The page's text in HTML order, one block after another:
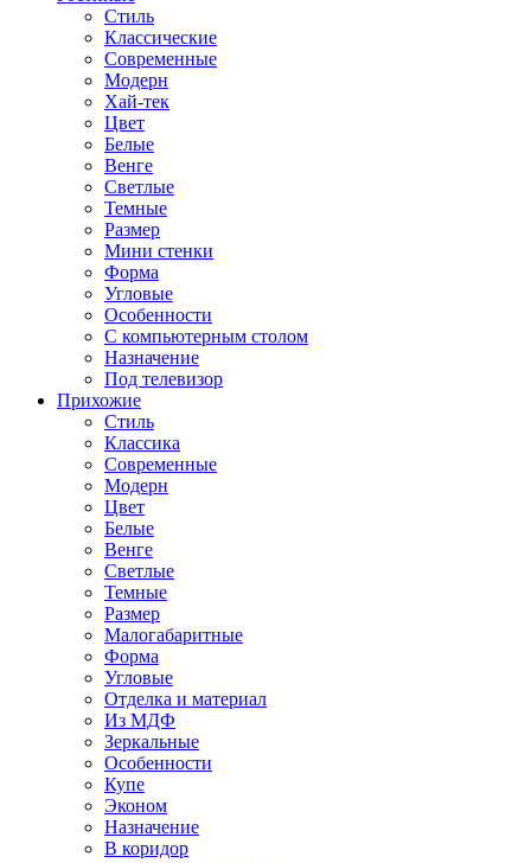
Стиль
Классические
Современные
Модерн
Хай-тек
Цвет
Белые
Венге
Светлые
Темные
Размер
Мини стенки
Форма
Угловые
Особенности
С компьютерным столом
Назначение
Под телевизор
Прихожие
Стиль
Классика
Современные
Модерн
Цвет
Белые
Венге
Светлые
Темные
Размер
Малогабаритные
Форма
Угловые
Отделка и материал
Из МДФ
Зеркальные
Особенности
Купе
Эконом
Назначение
В коридор